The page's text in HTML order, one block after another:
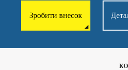
Зробити внесок